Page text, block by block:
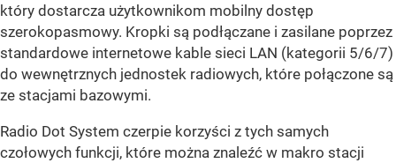
który dostarcza użytkownikom mobilny dostęp
szerokopasmowy. Kropki są podłączane i zasilane poprzez
standardowe internetowe kable sieci LAN (kategorii 5/6/7)
do wewnętrznych jednostek radiowych, które połączone są
ze stacjami bazowymi.
Radio Dot System czerpie korzyści z tych samych
czołowych funkcji, które można znaleźć w makro stacji